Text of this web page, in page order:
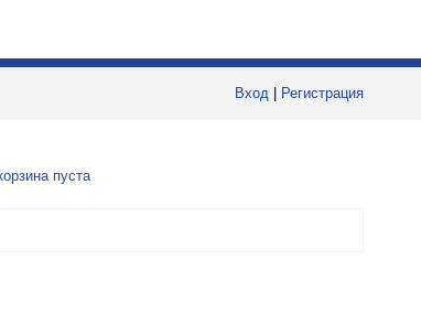
Вход Регистрация
пуста